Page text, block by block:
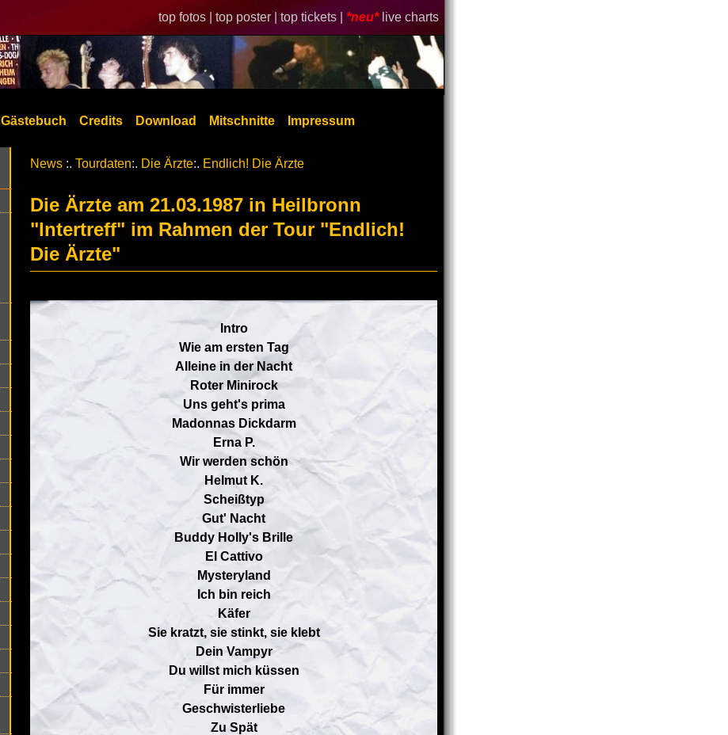
top fotos | top poster | top tickets | *neu* live charts
Gästebuch Credits Download Mitschnitte Impressum
News :. Tourdaten:. Die Ärzte:. Endlich! Die Ärzte
Die Ärzte am 21.03.1987 in Heilbronn
"Intertreff" im Rahmen der Tour "Endlich!
Die Ärzte"
Intro
Wie am ersten Tag
Alleine in der Nacht
Roter Minirock
Uns geht's prima
Madonnas Dickdarm
Erna P.
Wir werden schön
Helmut K.
Scheißtyp
Gut' Nacht
Buddy Holly's Brille
El Cattivo
Mysteryland
Ich bin reich
Käfer
Sie kratzt, sie stinkt, sie klebt
Dein Vampyr
Du willst mich küssen
Für immer
Geschwisterliebe
Zu Spät